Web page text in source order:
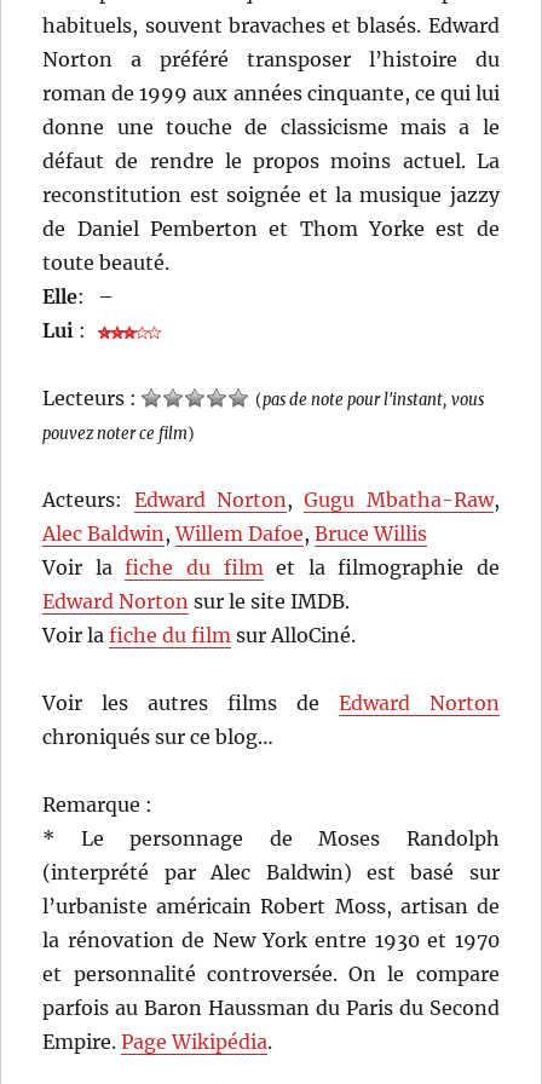
habituels, souvent bravaches et blasés. Edward
Norton a préféré transposer l’histoire du
roman de 1999 aux années cinquante, ce qui lui
donne une touche de classicisme mais a le
défaut de rendre le propos moins actuel. La
reconstitution est soignée et la musique jazzy
de Daniel Pemberton et Thom Yorke est de
toute beauté.
Elle:
–
Lui :
Lecteurs : (pas de note pour l'instant, vous
pouvez noter ce film)
Acteurs: Edward Norton ,Gugu Mbatha-Raw,
Alec Baldwin ,Willem Dafoe,Bruce Willis
Voir lafiche du film et la filmographie de
Edward Norton sur le site IMDB.
Voir lafiche du film sur AlloCiné.
Voir les autres films de Edward Norton
chroniqués sur ce blog…
Remarque :
* Le personnage de Moses Randolph
(interprété par Alec Baldwin) est basé sur
l’urbaniste américain Robert Moss, artisan de
la rénovation de New York entre 1930 et 1970
et personnalité controversée. On le compare
parfois au Baron Haussman du Paris du Second
Empire.Page Wikipédia.